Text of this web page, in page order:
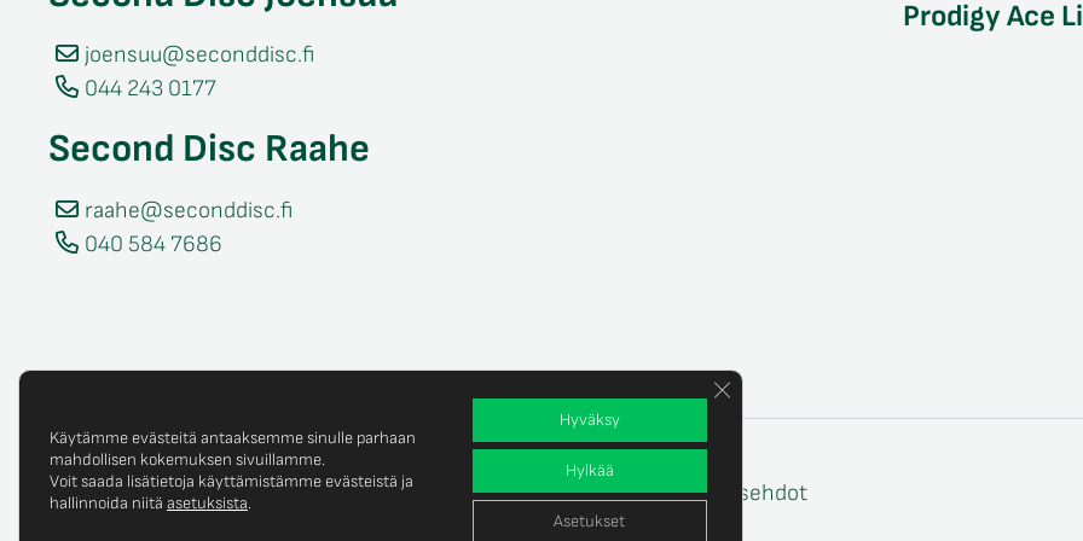
joensuu@seconddisc.fi
044 243 0177
Second Disc Raahe
raahe@seconddisc.fi
040 584 7686
Prodigy Ace
© Copyright 2025 Second Disc Oy Tietosuojaseloste Tilaus- ja toimitusehdot
Käytämme evästeitä antaaksemme sinulle parhaan
mahdollisen kokemuksen sivuillamme.
Voit saada lisätietoja käyttämistämme evästeistä ja
hallinnoida niitä asetuksista.
Hyväksy
Hylkää
Asetukset
Sulje evästebanneri